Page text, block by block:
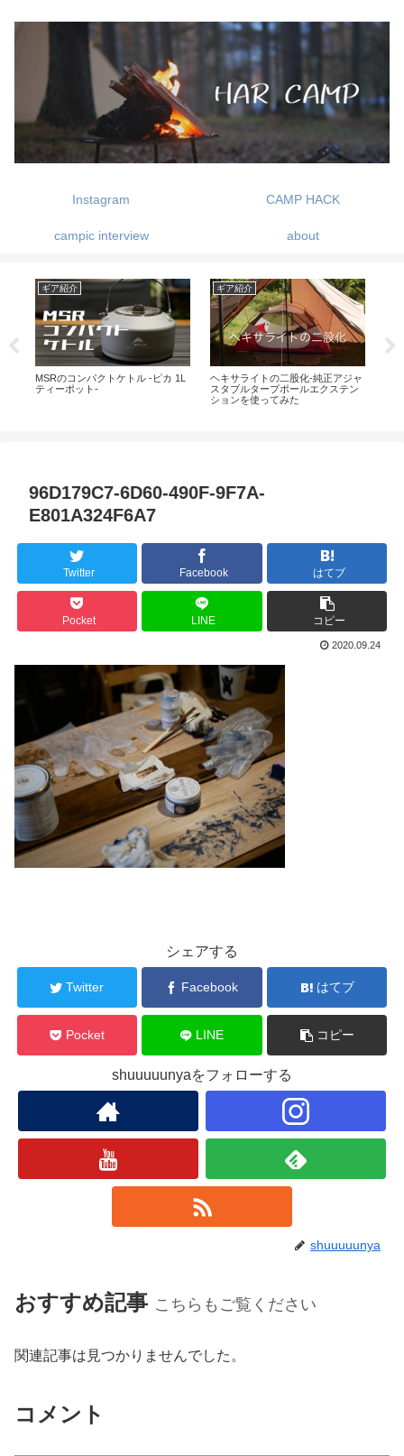
Instagram CAMP HACK
campic interview about
ギア紹介
MSRのコンパクトケトル -ピカ 1L
ティーポット-
ギア紹介
ヘキサライトの二股化-純正アジャ
スタブルタープポールエクステン
ションを使ってみた
96D179C7-6D60-490F-9F7A-
E801A324F6A7
Twitter Facebook はてブ
Pocket LINE コピー
2020.09.24
シェアする
Twitter Facebook はてブ
Pocket LINE コピー
shuuuuunyaをフォローする
shuuuuunya
おすすめ記事 こちらもご覧ください
関連記事は見つかりませんでした。
コメント